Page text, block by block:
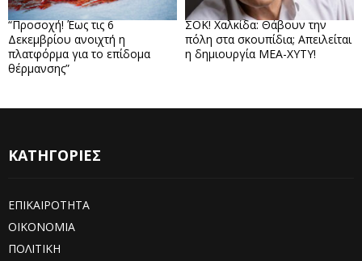
“Προσοχή! Έως τις 6
Δεκεμβρίου ανοιχτή η
πλατφόρμα για το επίδομα
θέρμανσης”
ΣΟΚ! Χαλκίδα: Θάβουν την
πόλη στα σκουπίδια; Απειλείται
η δημιουργία ΜΕΑ-ΧΥΤΥ!
ΚΑΤΗΓΟΡΙΕΣ
ΕΠΙΚΑΙΡΟΤΗΤΑ
ΟΙΚΟΝΟΜΙΑ
ΠΟΛΙΤΙΚΗ